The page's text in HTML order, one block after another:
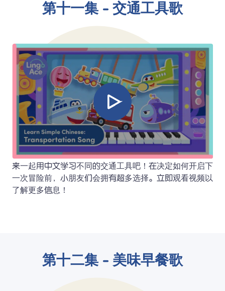
第十一集 - 交通工具歌
来一起用中文学习不同的交通工具吧！在决定如何开启下
一次冒险前，小朋友们会拥有超多选择。立即观看视频以
了解更多信息！
第十二集 - 美味早餐歌